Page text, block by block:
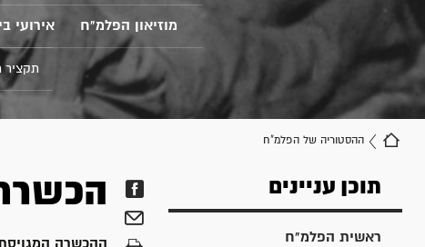
מוזיאון הפלמ"ח אירועי
תקציר
ההסטוריה של הפלמ"ח
תוכן עניינים
ראשית הפלמ"ח
הכשרת